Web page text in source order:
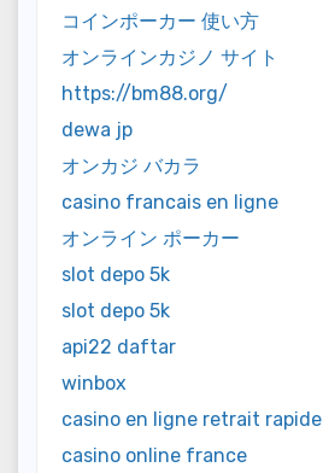
コインポーカー 使い方
オンラインカジノ サイト
https://bm88.org/
dewa jp
オンカジ バカラ
casino francais en ligne
オンライン ポーカー
slot depo 5k
slot depo 5k
api22 daftar
winbox
casino en ligne retrait rapide
casino online france